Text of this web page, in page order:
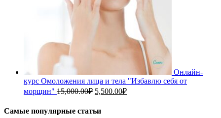
Онлайн-
курс Омоложения лица и тела "Избавлю себя от
морщин" 15,000.00₽ Первоначальная
5,500.00₽Текущая
Самые популярные статьи